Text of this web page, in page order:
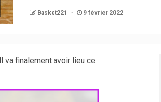
Basket221 9 février 2022
va finalement avoir lieu ce